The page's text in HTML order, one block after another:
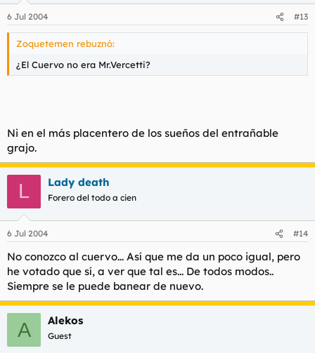
6 Jul 2004 #13
Zoquetemen rebuznó:
¿El Cuervo no era Mr.Vercetti?
Ni en el más placentero de los sueños del entrañable
grajo.
L Lady death
Forero del todo a cien
6 Jul 2004 #14
No conozco al cuervo... Así que me da un poco igual, pero
he votado que sí, a ver que tal es... De todos modos..
Siempre se le puede banear de nuevo.
A Alekos
Guest